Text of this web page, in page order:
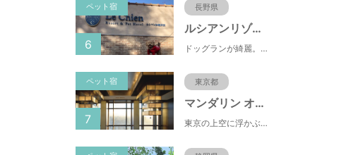
ペット宿 長野県
ルシアンリゾート旧軽井沢
ドッグランが綺麗。おもちゃが多くある。有料のドッグランなので、お客さんの質が良い。ドッグラン以外にも楽しめる場所が多い。
6
ペット宿 東京都
マンダリン オリエンタル 東京
東京の上空に浮かぶマンダリン オリエンタル 東京は、眼下にすばらしい風景が広がるラグジュアリーな5つ星ホテルです。凜とした風格ある佇まいと和モダンのスタイルに、最新鋭のテクノロジー、定評あるスパ、驚きと感動に満ちた食体験、卓越したサービスを融合させ、真心を込めてお客さまをおもてなしいたします。
7